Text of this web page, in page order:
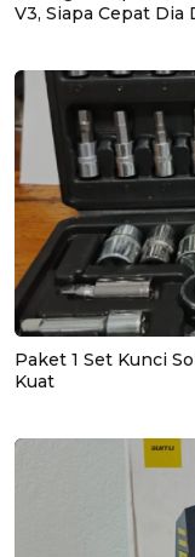
V3, Siapa Cepat Dia
Paket 1 Set Kunci
Kuat